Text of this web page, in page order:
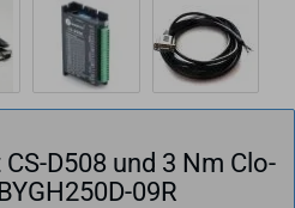
​D508 und 3 Nm Clo­
​09R